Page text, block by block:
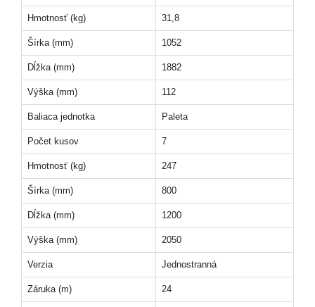
Hmotnosť (kg) 31,8
Šírka (mm) 1052
Dĺžka (mm) 1882
Výška (mm) 112
Baliaca jednotka Paleta
Počet kusov 7
Hmotnosť (kg) 247
Šírka (mm) 800
Dĺžka (mm) 1200
Výška (mm) 2050
Verzia Jednostranná
Záruka (m) 24